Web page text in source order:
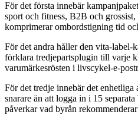
För det första innebär
sport och fitness, B2B och
komprimerar ombordstigning tid
För det andra håller den vita-
förklara tredjepartsplugin till varje
varumärkesrösten i livscykel-e-
För det tredje innebär det
snarare än att logga in i 15
påverkar vad byrån